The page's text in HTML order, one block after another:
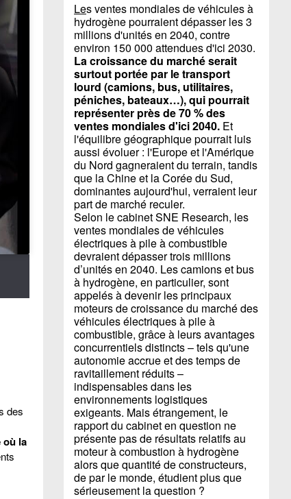
des
où la
Les ventes mondiales de véhicules à
hydrogène pourraient dépasser les 3
millions d'unités en 2040, contre
environ 150 000 attendues d'ici 2030.
La croissance du marché serait
surtout portée par le transport
lourd (camions, bus, utilitaires,
péniches, bateaux…), qui pourrait
représenter près de 70 % des
ventes mondiales d'ici 2040. Et
l'équilibre géographique pourrait luis
aussi évoluer : l'Europe et l'Amérique
du Nord gagneraient du terrain, tandis
que la Chine et la Corée du Sud,
dominantes aujourd'hui, verraient leur
part de marché reculer.
Selon le cabinet SNE Research, les
ventes mondiales de véhicules
électriques à pile à combustible
devraient dépasser trois millions
d’unités en 2040. Les camions et bus
à hydrogène, en particulier, sont
appelés à devenir les principaux
moteurs de croissance du marché des
véhicules électriques à pile à
combustible, grâce à leurs avantages
concurrentiels distincts – tels qu'une
autonomie accrue et des temps de
ravitaillement réduits –
indispensables dans les
environnements logistiques
exigeants. Mais étrangement, le
rapport du cabinet en question ne
présente pas de résultats relatifs au
moteur à combustion à hydrogène
alors que quantité de constructeurs,
de par le monde, étudient plus que
sérieusement la question ?